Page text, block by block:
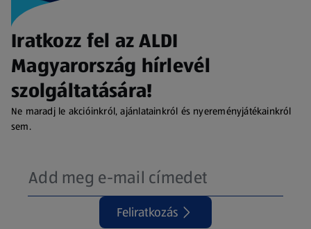
Iratkozz fel az ALDI
Magyarország hírlevél
szolgáltatására!
Ne maradj le akcióinkról, ajánlatainkról és nyereményjátékainkról
sem.
Feliratkozás